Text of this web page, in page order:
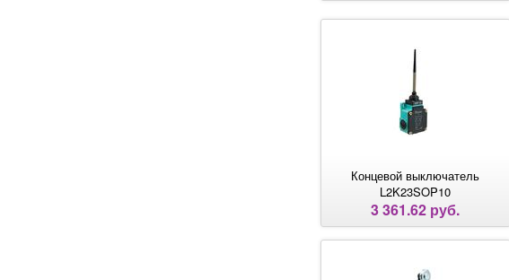
Концевой выключатель
L2K23SOP10
3 361.62 руб.